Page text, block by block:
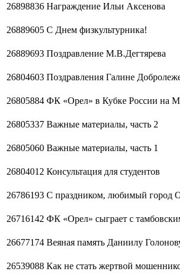
26898836 Награждение Ильи Аксенова
26889605 С Днем физкультурника!
26889693 Поздравление М.В.Дегтярева
26804603 Поздравления Галине
26805884 ФК «Орел» в Кубке России на
26805337 Важные материалы, часть 2
26805060 Важные материалы, часть 1
26804012 Консультация для студентов
26786193 С праздником, любимый город
26716142 ФК «Орел» сыграет с
26677174 Веяная память Даниилу
26539088 Как не стать жертвой